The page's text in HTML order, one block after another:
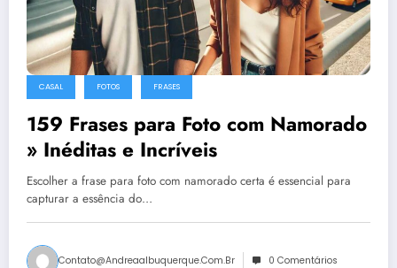
CASAL FOTOS FRASES
159 Frases para Foto com Namorado
» Inéditas e Incríveis
Escolher a frase para foto com namorado certa é essencial para
capturar a essência do…
Contato@andreaalbuquerque.com.br 0 Comentários